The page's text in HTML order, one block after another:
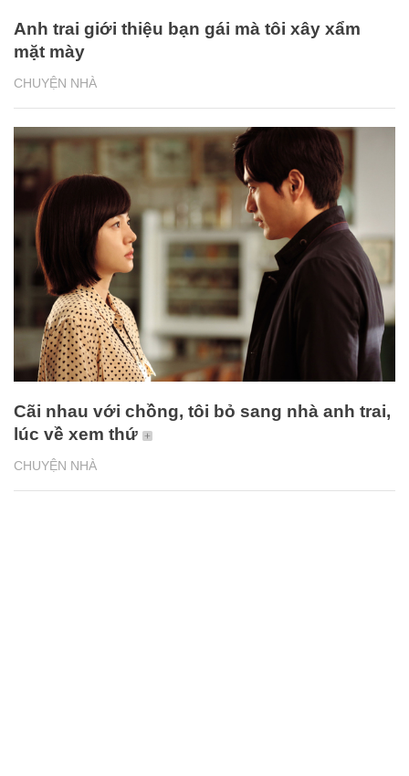
CHUYỆN NHÀ
Anh trai giới thiệu bạn gái mà tôi xây xẩm
mặt mày
CHUYỆN NHÀ
Cãi nhau với chồng, tôi bỏ sang nhà anh trai,
lúc về xem thứ